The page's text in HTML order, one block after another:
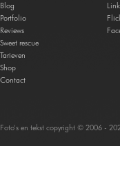
Blog
Portfolio
Reviews
Sweet rescue
Tarieven
Shop
Contact
Foto's en tekst copyright © 2006 -